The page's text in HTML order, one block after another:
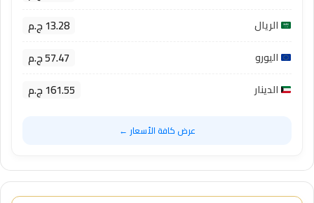
الريال 13.28 ج.م
اليورو 57.47 ج.م
الدينار 161.55 ج.م
عرض كافة الأسعار ←